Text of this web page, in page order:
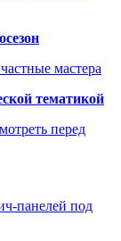
мастера
тематикой
перед
панелей под